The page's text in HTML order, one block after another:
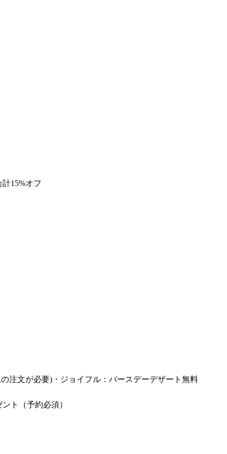
15%オフ
注文が必要)・ジョイフル：バースデーデザート無料
ト（予約必須）